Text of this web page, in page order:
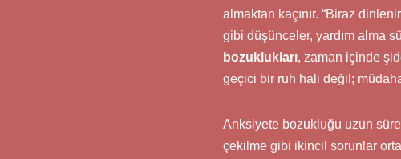
almaktan kaçınır. “Biraz
gibi düşünceler, yardım alma
bozuklukları, zaman içinde
geçici bir ruh hali değil;
Anksiyete bozukluğu uzun
çekilme gibi ikincil sorunlar